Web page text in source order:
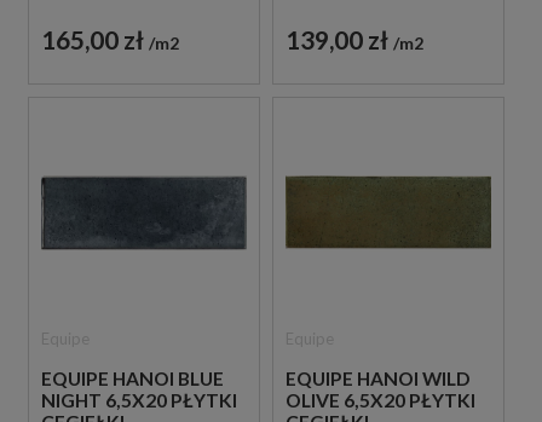
165,00 zł m2 139,00 zł m2
EQUIPE HANOI BLUE
NIGHT 6,5X20 PŁYTKI
EQUIPE HANOI WILD
OLIVE 6,5X20 PŁYTKI